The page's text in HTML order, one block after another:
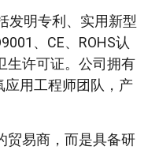
发明专利、实用新型
、CE、ROHS认
生许可证。公司拥有
应用工程师团队，产
贸易商，而是具备研